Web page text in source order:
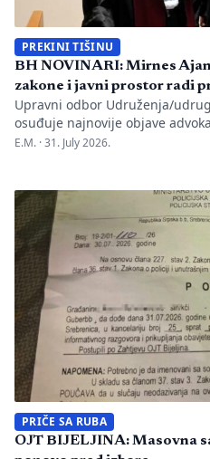
PREKINI TIŠINU
BH NOVINARI: Mirnes
zakone i javni prostor radi
Upravni odbor Udruženja/
osuđuje najnovije objave
Ajanovića i kontinuiranu
Novinara Marka Divkovića i
Nakon ranije podnesenih
protiv Anise Mahmutović i
E.M. ·31. July 2026.
PRIČE SA RUBA
OJT BIJELJINA: Masovna